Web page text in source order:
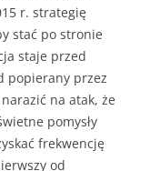
r. strategię
stać po stronie
staje przed
popierany przez
na atak, że
pomysły
frekwencję
od